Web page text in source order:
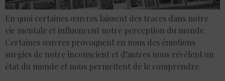
En quoi certaines œuvres laissent des traces dans notre
vie mentale et influencent notre perception du monde.
Certaines œuvres provoquent en nous des émotions
surgies de notre inconscient et d’autres nous révèlent un
état du monde et nous permettent de le comprendre.